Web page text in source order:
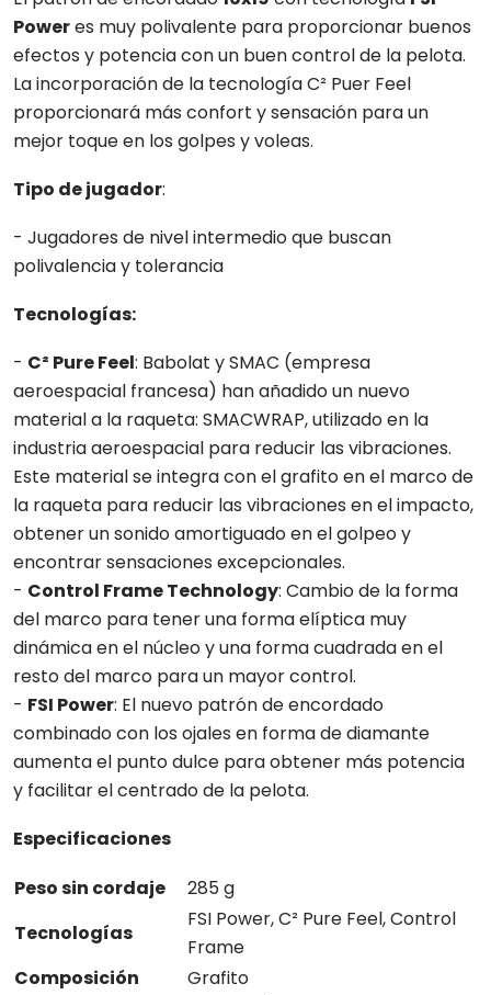
Poweres muy polivalente para proporcionar buenos
efectos y potencia con un buen control de la pelota.
La incorporación de la tecnología C² Puer Feel
proporcionará más confort y sensación para un
mejor toque en los golpes y voleas.
Tipo de jugador:
- Jugadores de nivel intermedio que buscan
polivalencia y tolerancia
Tecnologías:
- C² Pure Feel: Babolat y SMAC (empresa
aeroespacial francesa) han añadido un nuevo
material a la raqueta: SMACWRAP, utilizado en la
industria aeroespacial para reducir las vibraciones.
Este material se integra con el grafito en el marco de
la raqueta para reducir las vibraciones en el impacto,
obtener un sonido amortiguado en el golpeo y
encontrar sensaciones excepcionales.
- Control Frame Technology: Cambio de la forma
del marco para tener una forma elíptica muy
dinámica en el núcleo y una forma cuadrada en el
resto del marco para un mayor control.
- FSI Power: El nuevo patrón de encordado
combinado con los ojales en forma de diamante
aumenta el punto dulce para obtener más potencia
y facilitar el centrado de la pelota.
Especificaciones
Peso sin cordaje
285 g
Tecnologías
FSI Power, C² Pure Feel, Control
Frame
Composición
Grafito